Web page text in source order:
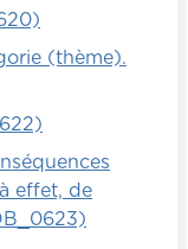
(thème).
effet, de